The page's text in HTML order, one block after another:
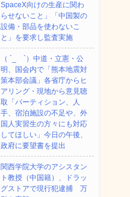
SpaceX向けの生産に関わ
らせないこと」「中国製の
設備・部品を使わないこ
と」を要求し監査実施
（ ´_ゝ`）中道・立憲・公
明、国会内で「熊本地震対
策本部会議」各省庁からヒ
アリング・現地から意見聴
取「パーティション、人
手、宿泊施設の不足や、外
国人実習生の方々にも対応
してほしい」今日の午後、
政府に要望書を提出
関西学院大学のアシスタン
ト教授（中国籍）、ドラッ
グストアで現行犯逮捕 万